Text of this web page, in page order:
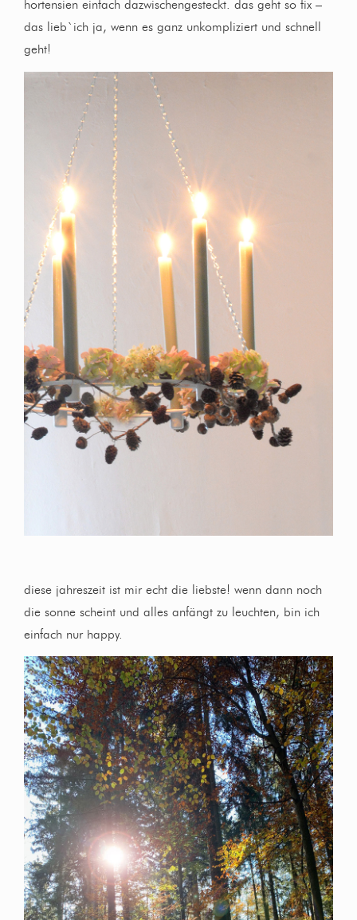
hortensien einfach dazwischengesteckt. das geht so fix –
das lieb`ich ja, wenn es ganz unkompliziert und schnell
geht!
diese jahreszeit ist mir echt die liebste! wenn dann noch
die sonne scheint und alles anfängt zu leuchten, bin ich
einfach nur happy.